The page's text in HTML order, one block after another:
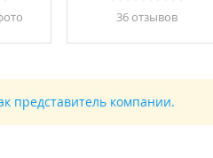
36 отзывов
представитель компании.